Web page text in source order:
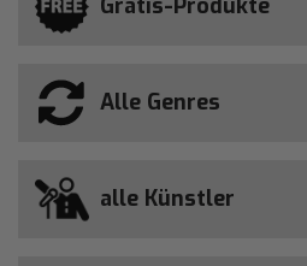
Gratis-Produkte
Alle Genres
alle Künstler